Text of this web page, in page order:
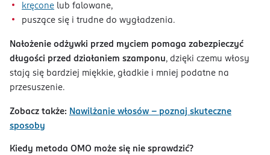
kręcone lub falowane,
puszące się i trudne do wygładzenia.
Nałożenie odżywki przed myciem pomaga zabezpieczyć
długości przed działaniem szamponu, dzięki czemu włosy
stają się bardziej miękkie, gładkie i mniej podatne na
przesuszenie.
Zobacz także: Nawilżanie włosów – poznaj skuteczne
sposoby
Kiedy metoda OMO może się nie sprawdzić?